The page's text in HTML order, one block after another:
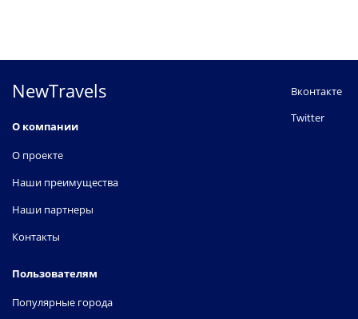
NewTravels
О компании
О проекте
Наши преимущества
Наши партнеры
Контакты
Пользователям
Популярные города
Вконтакте
Twitter